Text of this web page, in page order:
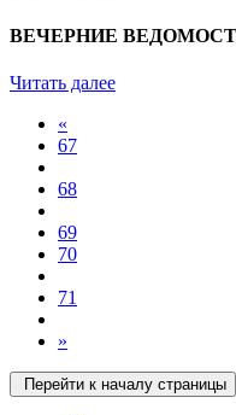
ВЕЧЕРНИЕ
Читать далее
«
67
68
69
70
71
»
Перейти к началу страницы